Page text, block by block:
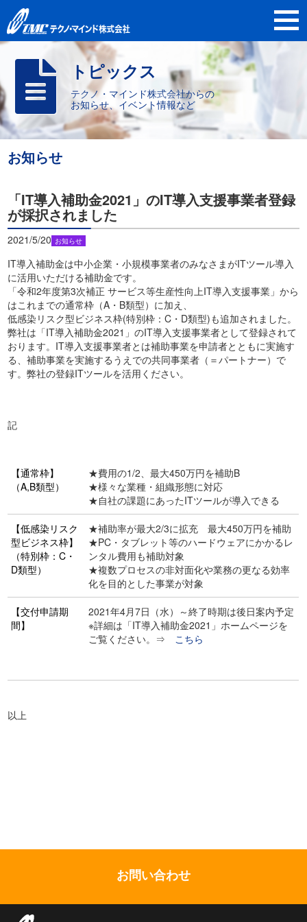
トピックス
テクノ・マインド株式会社からの
お知らせ、イベント情報など
お知らせ
「IT導入補助金2021」のIT導入支援事業者登録
が採択されました
2021/5/20 お知らせ
IT導入補助金は中小企業・小規模事業者のみなさまがITツール導入
に活用いただける補助金です。
「令和2年度第3次補正 サービス等生産性向上IT導入支援事業」から
はこれまでの通常枠（A・B類型）に加え、
低感染リスク型ビジネス枠(特別枠：C・D類型)も追加されました。
弊社は「IT導入補助金2021」のIT導入支援事業者として登録されて
おります。IT導入支援事業者とは補助事業を申請者とともに実施す
る、補助事業を実施するうえでの共同事業者（＝パートナー）で
す。弊社の登録ITツールを活用ください。
記
【通常枠】
（A,B類型）
★費用の1/2、最大450万円を補助B
★様々な業種・組織形態に対応
★自社の課題にあったITツールが導入できる
【低感染リスク
型ビジネス枠】
（特別枠：C・
D類型）
★補助率が最大2/3に拡充 最大450万円を補助
★PC・タブレット等のハードウェアにかかるレ
ンタル費用も補助対象
★複数プロセスの非対面化や業務の更なる効率
化を目的とした事業が対象
【交付申請期
間】
2021年4月7日（水）～終了時期は後日案内予定
※詳細は「IT導入補助金2021」ホームページを
ご覧ください。⇒ こちら
以上
お問い合わせ